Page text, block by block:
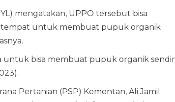
mengatakan, UPPO tersebut bisa
untuk membuat pupuk organik
untuk bisa membuat pupuk organik
Pertanian (PSP) Kementan, Ali Jamil